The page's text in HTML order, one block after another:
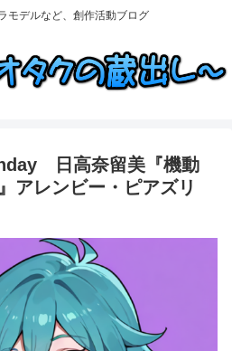
モデルなど、創作活動ブログ
日高奈留美『機動
アレンビー・ピアズリ